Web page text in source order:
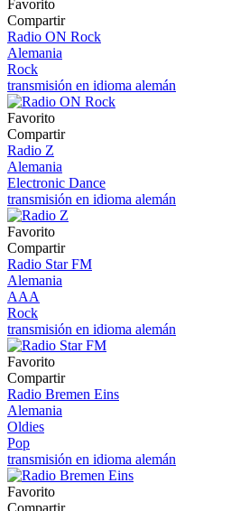
Favorito
Compartir
Radio ON Rock
Alemania
Rock
transmisión en idioma alemán
Favorito
Compartir
Radio Z
Alemania
Electronic Dance
transmisión en idioma alemán
Favorito
Compartir
Radio Star FM
Alemania
AAA
Rock
transmisión en idioma alemán
Favorito
Compartir
Radio Bremen Eins
Alemania
Oldies
Pop
transmisión en idioma alemán
Favorito
Compartir